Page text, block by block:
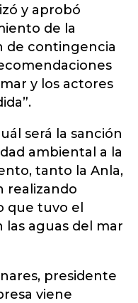
y aprobó
de la
de contingencia
y los actores
será la sanción
ambiental a la
tanto la Anla,
realizando
que tuvo el
aguas del mar
presidente
viene